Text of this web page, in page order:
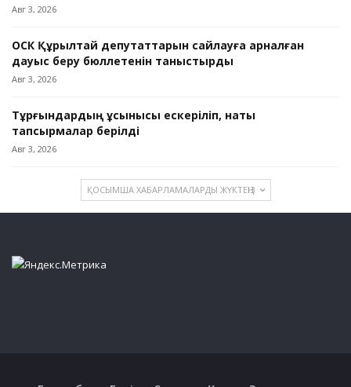
Авг 3, 2026
ОСК Құрылтай депутаттарын сайлауға арналған
дауыс беру бюллетенін таныстырды
Авг 3, 2026
Тұрғындардың ұсынысы ескеріліп, нақты
тапсырмалар берілді
Авг 3, 2026
ҚОСЫМША ХАБАРЛАМАЛАРДЫ ЖҮКТЕҢІЗ